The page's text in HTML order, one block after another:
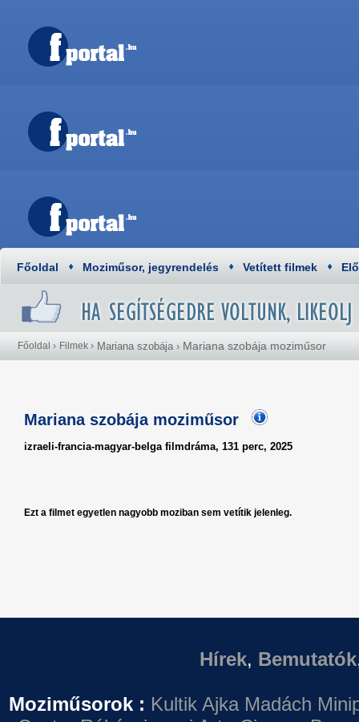
Főoldal Moziműsor, jegyrendelés Vetített filmek
Főoldal › Filmek › Mariana szobája › Mariana szobája moziműsor
Mariana szobája moziműsor
izraeli-francia-magyar-belga filmdráma, 131 perc, 2025
Ezt a filmet egyetlen nagyobb moziban sem vetítik jelenleg.
Hírek, Bemutatók
Moziműsorok : Kultik Ajka Madách